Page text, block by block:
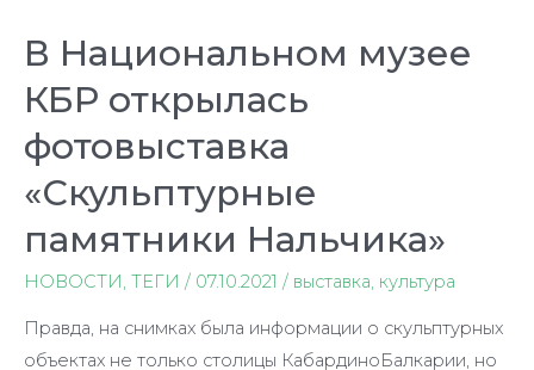
В Национальном музее
КБР открылась
фотовыставка
«Скульптурные
памятники Нальчика»
НОВОСТИ , ТЕГИ / 07.10.2021 / выставка, культура
Правда, на снимках была информации о скульптурных
объектах не только столицы КабардиноБалкарии, но